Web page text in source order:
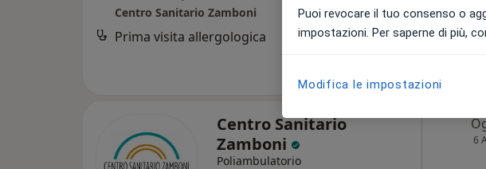
Centro Sanitario Zamboni
Prima visita allergologica 150 €
Centro Sanitario
Zamboni
Poliambulatorio
6
Puoi revocare il tuo consenso o
impostazioni. Per saperne di più,
Modifica le impostazioni